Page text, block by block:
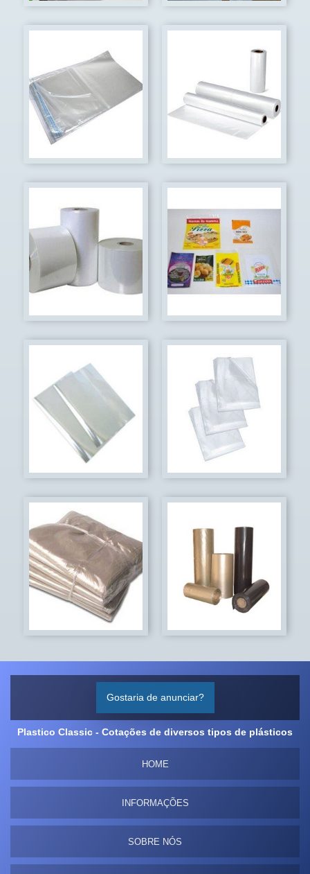
Gostaria de anunciar?
Plastico Classic - Cotações de diversos tipos de plásticos
HOME
INFORMAÇÕES
SOBRE NÓS